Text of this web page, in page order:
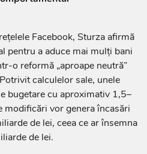
Facebook, Sturza afirmă
pentru a aduce mai mulți bani
o reformă „aproape neutră”
calculelor sale, unele
bugetare cu aproximativ 1,5–
modificări vor genera încasări
de lei, ceea ce ar însemna
de lei.